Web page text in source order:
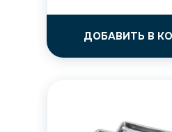
ДОБАВИТЬ В